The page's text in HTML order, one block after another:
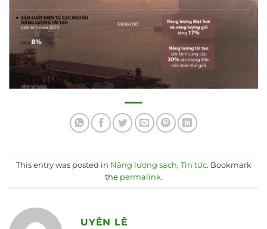
This entry was posted in Năng lượng sạch, Tin tức. Bookmark
the permalink.
UYÊN LÊ